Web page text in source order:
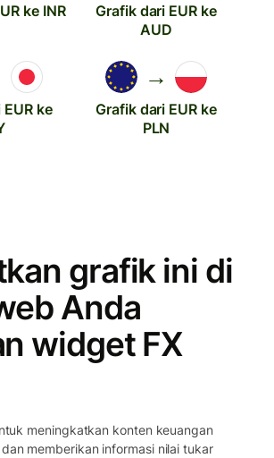
ke INR
Grafik dari EUR ke
AUD
ke
→
Grafik dari EUR ke
PLN
grafik ini di
Anda
widget FX
meningkatkan konten keuangan
memberikan informasi nilai tukar